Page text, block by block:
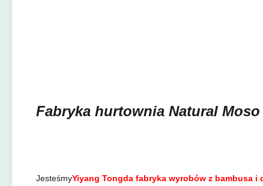
Fabryka hurtownia Natural
JesteśmyYiyang Tongda fabryka wyrobów z bambusa i